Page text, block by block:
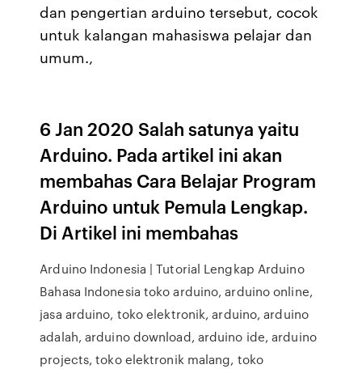
dan pengertian arduino tersebut, cocok
untuk kalangan mahasiswa pelajar dan
umum.,
6 Jan 2020 Salah satunya yaitu
Arduino. Pada artikel ini akan
membahas Cara Belajar Program
Arduino untuk Pemula Lengkap.
Di Artikel ini membahas
Arduino Indonesia | Tutorial Lengkap Arduino
Bahasa Indonesia toko arduino, arduino online,
jasa arduino, toko elektronik, arduino, arduino
adalah, arduino download, arduino ide, arduino
projects, toko elektronik malang, toko